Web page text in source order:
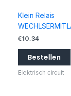
Klein Relais
€10.34
Bestellen
Elektrisch circuit